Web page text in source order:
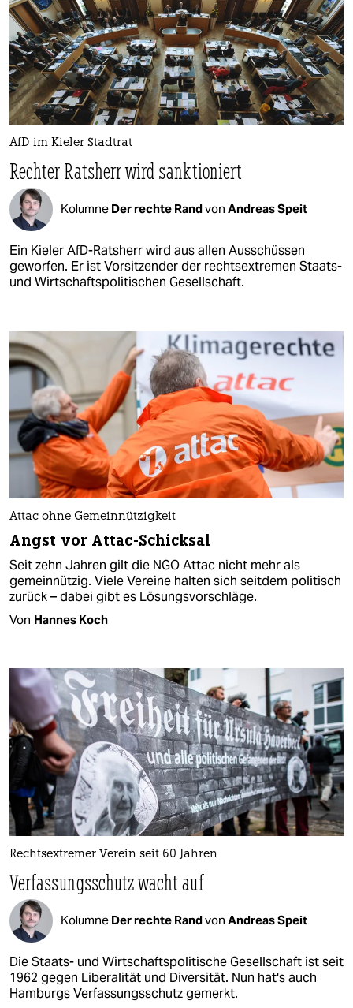
AfD im Kieler Stadtrat
Rechter Ratsherr wird sanktioniert
Kolumne Der rechte Randvon Andreas Speit
Ein Kieler AfD-Ratsherr wird aus allen Ausschüssen
geworfen. Er ist Vorsitzender der rechtsextremen Staats-
und Wirtschaftspolitischen Gesellschaft.
Attac ohne Gemeinnützigkeit
Angst vor Attac-Schicksal
Seit zehn Jahren gilt die NGO Attac nicht mehr als
gemeinnützig. Viele Vereine halten sich seitdem politisch
zurück – dabei gibt es Lösungsvorschläge.
Von Hannes Koch
Rechtsextremer Verein seit 60 Jahren
Verfassungsschutz wacht auf
Kolumne Der rechte Randvon Andreas Speit
Die Staats- und Wirtschaftspolitische Gesellschaft ist seit
1962 gegen Liberalität und Diversität. Nun hat's auch
Hamburgs Verfassungsschutz gemerkt.